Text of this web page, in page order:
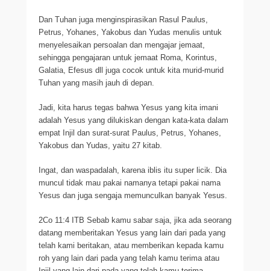
Dan Tuhan juga menginspirasikan Rasul Paulus,
Petrus, Yohanes, Yakobus dan Yudas menulis untuk
menyelesaikan persoalan dan mengajar jemaat,
sehingga pengajaran untuk jemaat Roma, Korintus,
Galatia, Efesus dll juga cocok untuk kita murid-murid
Tuhan yang masih jauh di depan.
Jadi, kita harus tegas bahwa Yesus yang kita imani
adalah Yesus yang dilukiskan dengan kata-kata dalam
empat Injil dan surat-surat Paulus, Petrus, Yohanes,
Yakobus dan Yudas, yaitu 27 kitab.
Ingat, dan waspadalah, karena iblis itu super licik. Dia
muncul tidak mau pakai namanya tetapi pakai nama
Yesus dan juga sengaja memunculkan banyak Yesus.
2Co 11:4 ITB Sebab kamu sabar saja, jika ada seorang
datang memberitakan Yesus yang lain dari pada yang
telah kami beritakan, atau memberikan kepada kamu
roh yang lain dari pada yang telah kamu terima atau